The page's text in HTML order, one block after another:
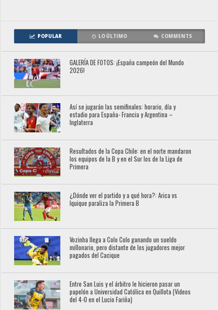
POPULAR LO ÚLTIMO COMMENTS
GALERÍA DE FOTOS: ¡España campeón del Mundo
2026!
Así se jugarán las semifinales: horario, día y
estadio para España- Francia y Argentina –
Inglaterra
Resultados de la Copa Chile: en el norte mandaron
los equipos de la B y en el Sur los de la Liga de
Primera
¿Dónde ver el partido y a qué hora?: Arica vs
Iquique paraliza la Primera B
Vozinha llega a Colo Colo ganando un sueldo
millonario, pero distante de los jugadores mejor
pagados del Cacique
Entre San Luis y el árbitro le hicieron pasar un
papelón a Universidad Católica en Quillota (Videos
del 4-0 en el Lucio Fariña)